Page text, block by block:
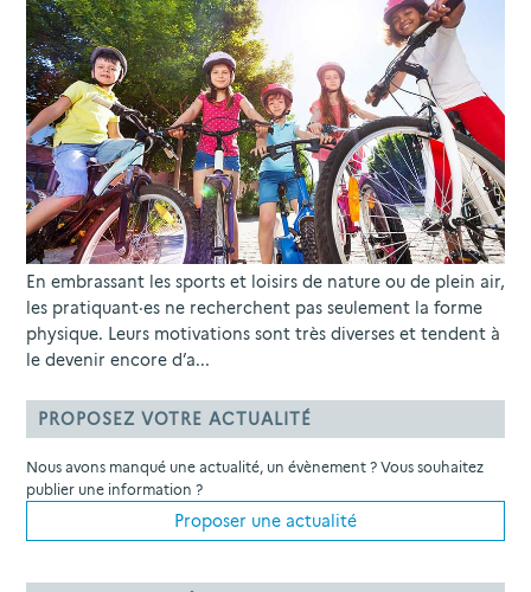
En embrassant les sports et loisirs de nature ou de plein air,
les pratiquant·es ne recherchent pas seulement la forme
physique. Leurs motivations sont très diverses et tendent à
le devenir encore d’a...
PROPOSEZ VOTRE ACTUALITÉ
Nous avons manqué une actualité, un évènement ? Vous souhaitez
publier une information ?
Proposer une actualité